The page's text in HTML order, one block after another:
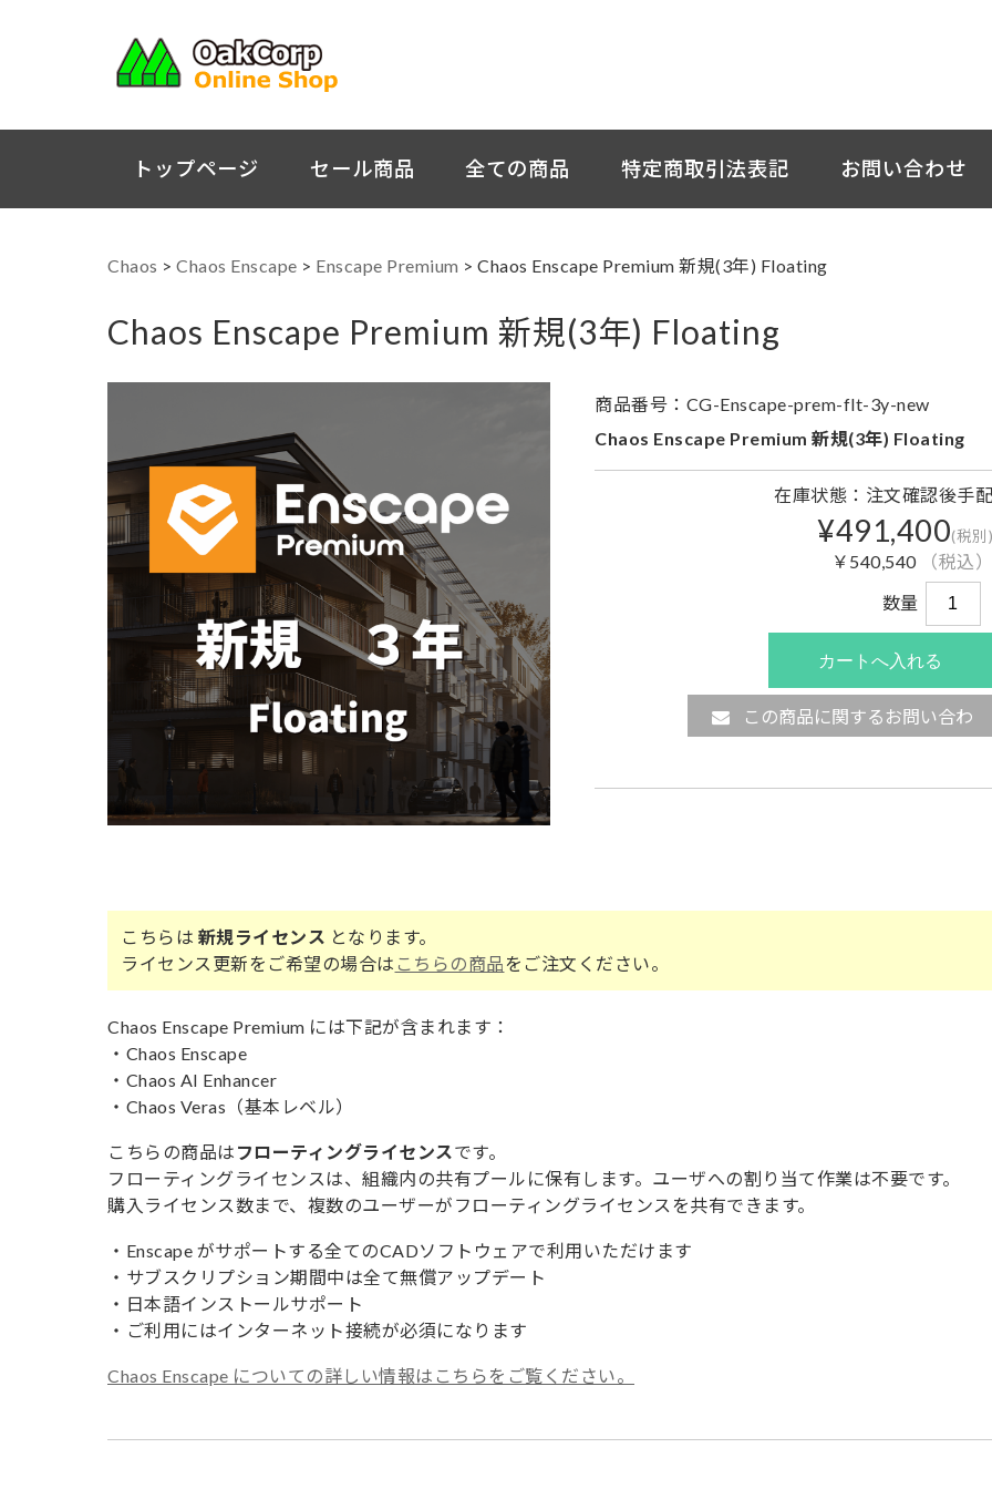
トップページ セール商品 全ての商品 特定商取引法表記 お問い合わせ
Chaos > Chaos Enscape > Enscape Premium > Chaos Enscape Premium 新規(3年) Floating
Chaos Enscape Premium 新規(3年) Floating
商品番号：CG-Enscape-prem-flt-3y-new
Chaos Enscape Premium 新規(3年) Floating
在庫状態：注文確認後手配
¥491,400(税別)
￥540,540
（税込）
数量
この商品に関するお問い合わ
こちらは 新規ライセンス となります。
ライセンス更新をご希望の場合は こちらの商品をご注文ください。
Chaos Enscape Premium には下記が含まれます：
・Chaos Enscape
・Chaos AI Enhancer
・Chaos Veras（基本レベル）
こちらの商品は フローティングライセンスです。
フローティングライセンスは、組織内の共有プールに保有します。ユーザへの割り当て作業は不要です。
購入ライセンス数まで、複数のユーザーがフローティングライセンスを共有できます。
・Enscape がサポートする全てのCADソフトウェアで利用いただけます
・サブスクリプション期間中は全て無償アップデート
・日本語インストールサポート
・ご利用にはインターネット接続が必須になります
Chaos Enscape についての詳しい情報はこちらをご覧ください。